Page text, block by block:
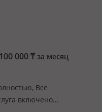
100 000₸ за месяц
Все
включено